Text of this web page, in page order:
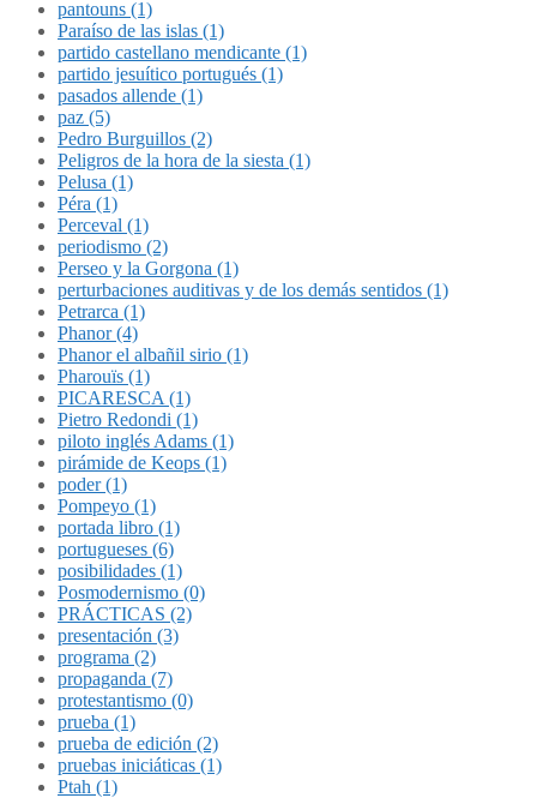
pantouns (1)
Paraíso de las islas (1)
partido castellano mendicante (1)
partido jesuítico portugués (1)
pasados allende (1)
paz (5)
Pedro Burguillos (2)
Peligros de la hora de la siesta (1)
Pelusa (1)
Péra (1)
Perceval (1)
periodismo (2)
Perseo y la Gorgona (1)
perturbaciones auditivas y de los demás sentidos (1)
Petrarca (1)
Phanor (4)
Phanor el albañil sirio (1)
Pharouïs (1)
PICARESCA (1)
Pietro Redondi (1)
piloto inglés Adams (1)
pirámide de Keops (1)
poder (1)
Pompeyo (1)
portada libro (1)
portugueses (6)
posibilidades (1)
Posmodernismo (0)
PRÁCTICAS (2)
presentación (3)
programa (2)
propaganda (7)
protestantismo (0)
prueba (1)
prueba de edición (2)
pruebas iniciáticas (1)
Ptah (1)